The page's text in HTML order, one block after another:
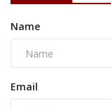
Name
Email